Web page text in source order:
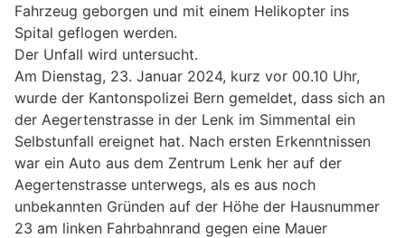
Fahrzeug geborgen und mit einem Helikopter ins
Spital geflogen werden.
Der Unfall wird untersucht.
Am Dienstag, 23. Januar 2024, kurz vor 00.10 Uhr,
wurde der Kantonspolizei Bern gemeldet, dass sich an
der Aegertenstrasse in der Lenk im Simmental ein
Selbstunfall ereignet hat. Nach ersten Erkenntnissen
war ein Auto aus dem Zentrum Lenk her auf der
Aegertenstrasse unterwegs, als es aus noch
unbekannten Gründen auf der Höhe der Hausnummer
23 am linken Fahrbahnrand gegen eine Mauer